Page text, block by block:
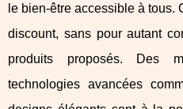
le bien-être accessible à tous.
discount, sans pour autant
produits proposés. Des
technologies avancées